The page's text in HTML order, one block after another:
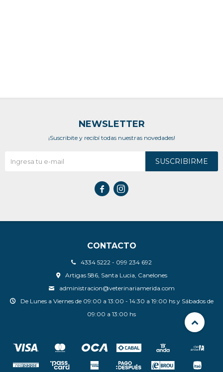
CONTACTO
4334 5222 - 099 234 692
Artigas 586, Santa Lucia, Canelones
administracion@veterinariamerida.com
De Lunes a Viernes de 09:00 a 13:00 - 14:30 a 19:00 hs y Sábados de
09:00 a 13:00 hs
NEWSLETTER
¡Suscribite y recibí todas nuestras novedades!
SUSCRIBIRME
 